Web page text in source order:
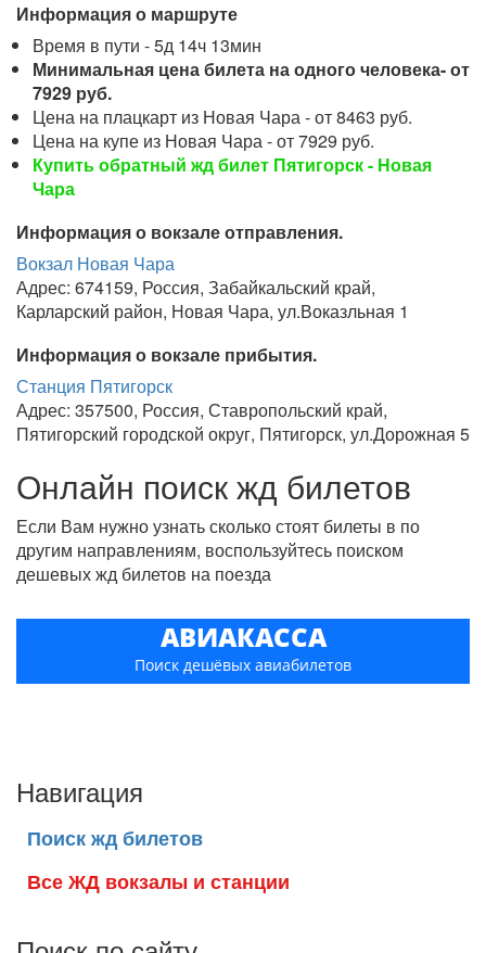
Информация о маршруте
Время в пути - 5д 14ч 13мин
Минимальная цена билета на одного человека- от
7929 руб.
Цена на плацкарт из Новая Чара - от 8463 руб.
Цена на купе из Новая Чара - от 7929 руб.
Купить обратный жд билет Пятигорск - Новая
Чара
Информация о вокзале отправления.
Вокзал Новая Чара
Адрес: 674159, Россия, Забайкальский край,
Карларский район, Новая Чара, ул.Воказльная 1
Информация о вокзале прибытия.
Станция Пятигорск
Адрес: 357500, Россия, Ставропольский край,
Пятигорский городской округ, Пятигорск, ул.Дорожная 5
Онлайн поиск жд билетов
Если Вам нужно узнать сколько стоят билеты в по
другим направлениям, воспользуйтесь поиском
дешевых жд билетов на поезда
АВИАКАССА
Поиск дешёвых авиабилетов
Навигация
Поиск жд билетов
Все ЖД вокзалы и станции